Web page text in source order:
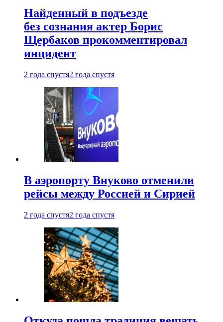
Найденный в подъезде
без сознания актер Борис
Щербаков прокомментировал
инцидент
2 года спустя2 года спустя
В аэропорту Внуково отменили
рейсы между Россией и Сирией
2 года спустя2 года спустя